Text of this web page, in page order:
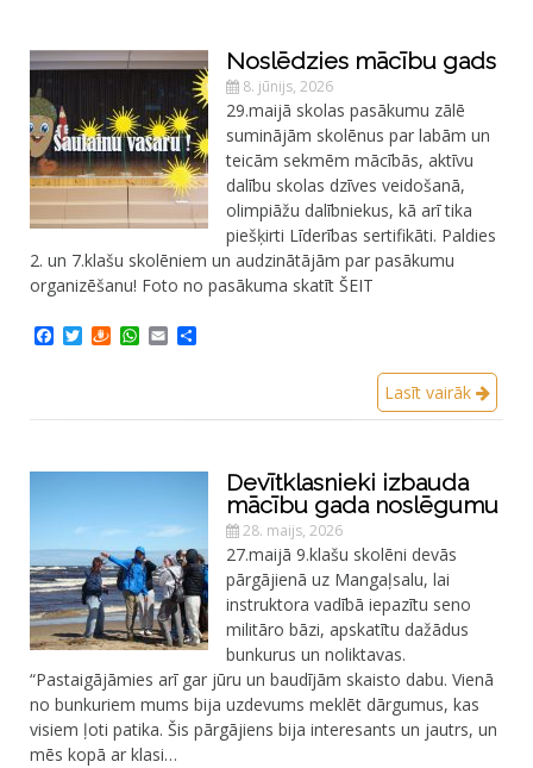
Noslēdzies mācību gads
8. jūnijs, 2026
29.maijā skolas pasākumu zālē
suminājām skolēnus par labām un
teicām sekmēm mācībās, aktīvu
dalību skolas dzīves veidošanā,
olimpiāžu dalībniekus, kā arī tika
piešķirti Līderības sertifikāti. Paldies
2. un 7.klašu skolēniem un audzinātājām par pasākumu
organizēšanu! Foto no pasākuma skatīt ŠEIT
Facebook
TwitterDraugiem
WhatsApp
Email
Lasīt vairāk
Devītklasnieki izbauda
mācību gada noslēgumu
28. maijs, 2026
27.maijā 9.klašu skolēni devās
pārgājienā uz Mangaļsalu, lai
instruktora vadībā iepazītu seno
militāro bāzi, apskatītu dažādus
bunkurus un noliktavas.
“Pastaigājāmies arī gar jūru un baudījām skaisto dabu. Vienā
no bunkuriem mums bija uzdevums meklēt dārgumus, kas
visiem ļoti patika. Šis pārgājiens bija interesants un jautrs, un
mēs kopā ar klasi…